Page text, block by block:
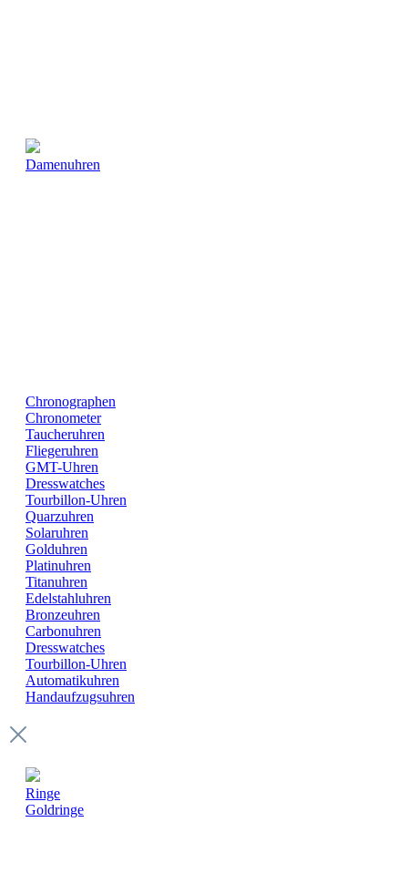
Damenuhren
Chronographen
Chronometer
Taucheruhren
Fliegeruhren
GMT-Uhren
Dresswatches
Tourbillon-Uhren
Quarzuhren
Solaruhren
Golduhren
Platinuhren
Titanuhren
Edelstahluhren
Bronzeuhren
Carbonuhren
Dresswatches
Tourbillon-Uhren
Automatikuhren
Handaufzugsuhren
Ringe
Goldringe